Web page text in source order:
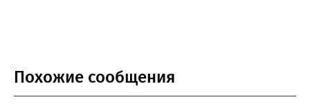
Похожие сообщения